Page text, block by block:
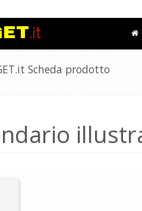
.it
Scheda prodotto